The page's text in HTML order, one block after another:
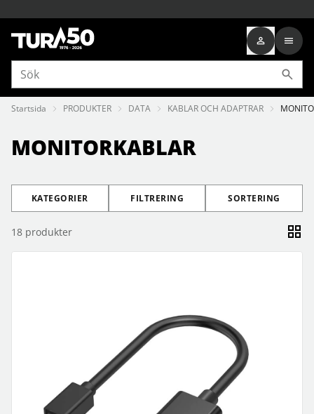
Startsida PRODUKTER DATA KABLAR OCH ADAPTRAR
MONITORKABLAR
KATEGORIER FILTRERING SORTERING
18 produkter